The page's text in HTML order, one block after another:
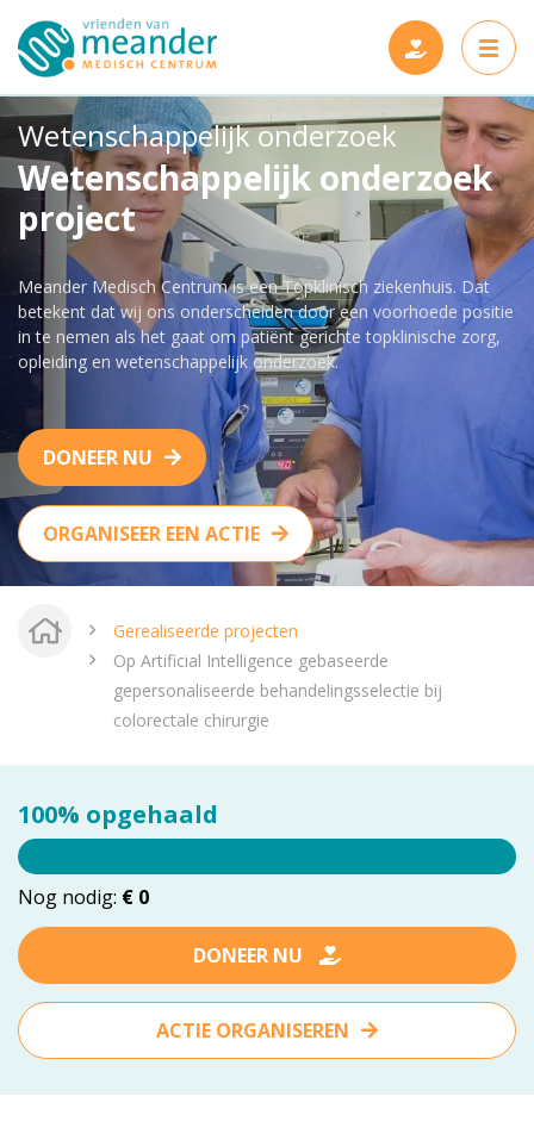
Projecten
Nieuwe projecten
Gerealiseerde projecten
Steun ons
Wie zijn wij
Onze vrienden
Contact
vrienden@meandermc.nl
033 - 850 2014
Wetenschappelijk onderzoek
Wetenschappelijk onderzoek
project
Meander Medisch Centrum is een Topklinisch ziekenhuis. Dat
betekent dat wij ons onderscheiden door een voorhoede positie
in te nemen als het gaat om patiënt gerichte topklinische zorg,
opleiding en wetenschappelijk onderzoek.
DONEER NU
ORGANISEER EEN ACTIE
Gerealiseerde projecten
Op Artificial Intelligence gebaseerde
gepersonaliseerde behandelingsselectie bij
colorectale chirurgie
DONEER NU
ACTIE ORGANISEREN
100% opgehaald
Nog nodig: € 0